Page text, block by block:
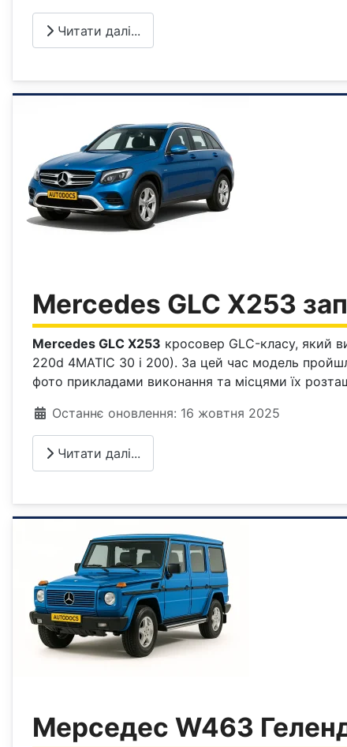
Читати далі...
Mercedes GLC X253
Mercedes GLC X253 кросовер GLC-класу, який
220d 4MATIC 30 і 200). За цей час модель
фото прикладами виконання та місцями їх
Деталі
Останнє оновлення: 16 жовтня 2025
Читати далі...
Мерседес W463